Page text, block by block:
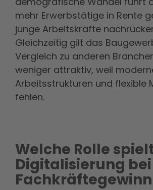
mehr Erwerbstätige in Rente
junge Arbeitskräfte
Gleichzeitig gilt das
Vergleich zu anderen
weniger attraktiv, weil
Arbeitsstrukturen und flexible
fehlen.
Welche Rolle
Digitalisierung